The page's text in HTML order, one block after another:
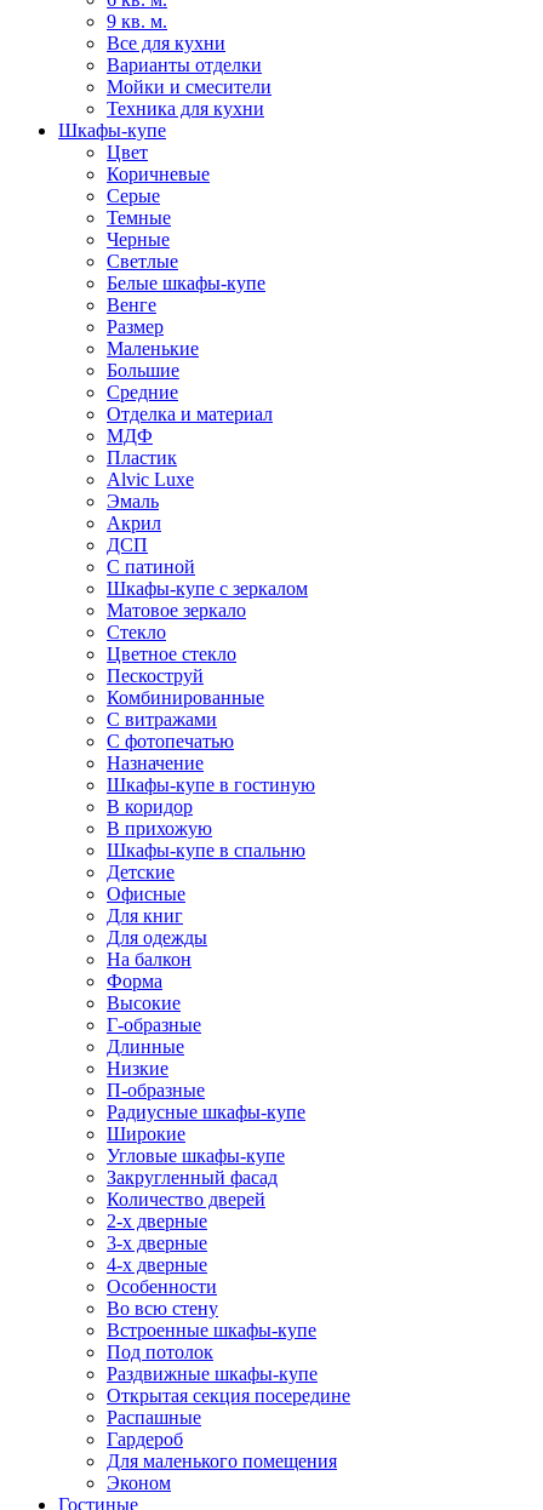
9 кв. м.
Все для кухни
Варианты отделки
Мойки и смесители
Техника для кухни
Шкафы-купе
Цвет
Коричневые
Серые
Темные
Черные
Светлые
Белые шкафы-купе
Венге
Размер
Маленькие
Большие
Средние
Отделка и материал
МДФ
Пластик
Alvic Luxe
Эмаль
Акрил
ДСП
С патиной
Шкафы-купе с зеркалом
Матовое зеркало
Стекло
Цветное стекло
Пескоструй
Комбинированные
С витражами
С фотопечатью
Назначение
Шкафы-купе в гостиную
В коридор
В прихожую
Шкафы-купе в спальню
Детские
Офисные
Для книг
Для одежды
На балкон
Форма
Высокие
Г-образные
Длинные
Низкие
П-образные
Радиусные шкафы-купе
Широкие
Угловые шкафы-купе
Закругленный фасад
Количество дверей
2-х дверные
3-х дверные
4-х дверные
Особенности
Во всю стену
Встроенные шкафы-купе
Под потолок
Раздвижные шкафы-купе
Открытая секция посередине
Распашные
Гардероб
Для маленького помещения
Эконом
Гостиные